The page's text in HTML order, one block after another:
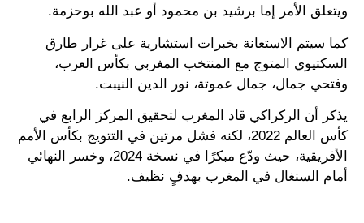
ويتعلق الأمر إما برشيد بن محمود أو عبد الله بوحزمة.
كما سيتم الاستعانة بخبرات استشارية على غرار طارق
السكتيوي المتوج مع المنتخب المغربي بكأس العرب،
وفتحي جمال، جمال عموتة، نور الدين النيبت.
يذكر أن الركراكي قاد المغرب لتحقيق المركز الرابع في
كأس العالم 2022، لكنه فشل مرتين في التتويج بكأس الأمم
الأفريقية، حيث ودّع مبكرًا في نسخة 2024، وخسر النهائي
أمام السنغال في المغرب بهدفٍ نظيف.